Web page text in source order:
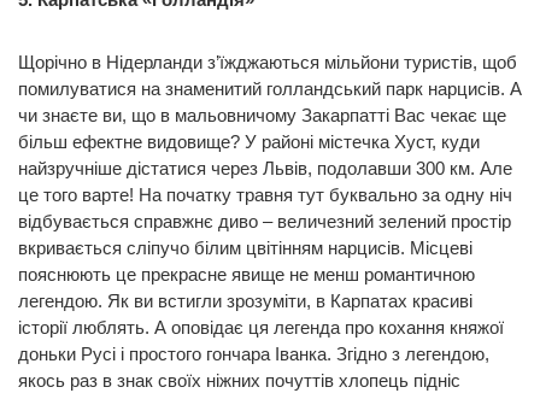
Щорічно в Нідерланди з’їжджаються мільйони туристів, щоб
помилуватися на знаменитий голландський парк нарцисів. А
чи знаєте ви, що в мальовничому Закарпатті Вас чекає ще
більш ефектне видовище? У районі містечка Хуст, куди
найзручніше дістатися через Львів, подолавши 300 км. Але
це того варте! На початку травня тут буквально за одну ніч
відбувається справжнє диво – величезний зелений простір
вкривається сліпучо білим цвітінням нарцисів. Місцеві
пояснюють це прекрасне явище не менш романтичною
легендою. Як ви встигли зрозуміти, в Карпатах красиві
історії люблять. А оповідає ця легенда про кохання княжої
доньки Русі і простого гончара Іванка. Згідно з легендою,
якось раз в знак своїх ніжних почуттів хлопець підніс